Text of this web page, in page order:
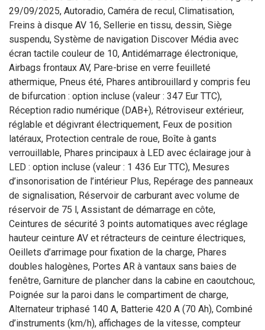
29/09/2025, Autoradio, Caméra de recul, Climatisation,
Freins à disque AV 16, Sellerie en tissu, dessin, Siège
suspendu, Système de navigation Discover Média avec
écran tactile couleur de 10, Antidémarrage électronique,
Airbags frontaux AV, Pare-brise en verre feuilleté
athermique, Pneus été, Phares antibrouillard y compris feu
de bifurcation : option incluse (valeur : 347 Eur TTC),
Réception radio numérique (DAB+), Rétroviseur extérieur,
réglable et dégivrant électriquement, Feux de position
latéraux, Protection centrale de roue, Boîte à gants
verrouillable, Phares principaux à LED avec éclairage jour à
LED : option incluse (valeur : 1 436 Eur TTC), Mesures
d’insonorisation de l’intérieur Plus, Repérage des panneaux
de signalisation, Réservoir de carburant avec volume de
réservoir de 75 l, Assistant de démarrage en côte,
Ceintures de sécurité 3 points automatiques avec réglage
hauteur ceinture AV et rétracteurs de ceinture électriques,
Oeillets d’arrimage pour fixation de la charge, Phares
doubles halogènes, Portes AR à vantaux sans baies de
fenêtre, Garniture de plancher dans la cabine en caoutchouc,
Poignée sur la paroi dans le compartiment de charge,
Alternateur triphasé 140 A, Batterie 420 A (70 Ah), Combiné
d’instruments (km/h), affichages de la vitesse, compteur